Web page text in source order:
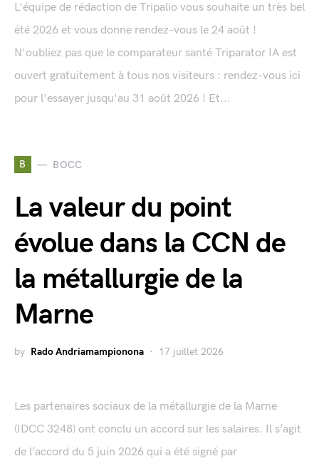
L'équipe de rédaction de Tripalio vous souhaite un très bel
été 2026 et vous donne rendez-vous le 24 août !
N'oubliez pas que le comparateur santé Triparator IA est
ouvert gratuitement à tous nos visiteurs : rendez-vous ici
pour l'essayer jusqu'au 31 août 2026 ! Et...
B BOCC
La valeur du point
évolue dans la CCN de
la métallurgie de la
Marne
by Rado Andriamampionona 17 juillet 2026
Les partenaires sociaux de la métallurgie de la Marne
(IDCC 3248) ont conclu un accord sur les salaires. Il s’agit
de l’accord du 5 juin 2026 qui a été signé par